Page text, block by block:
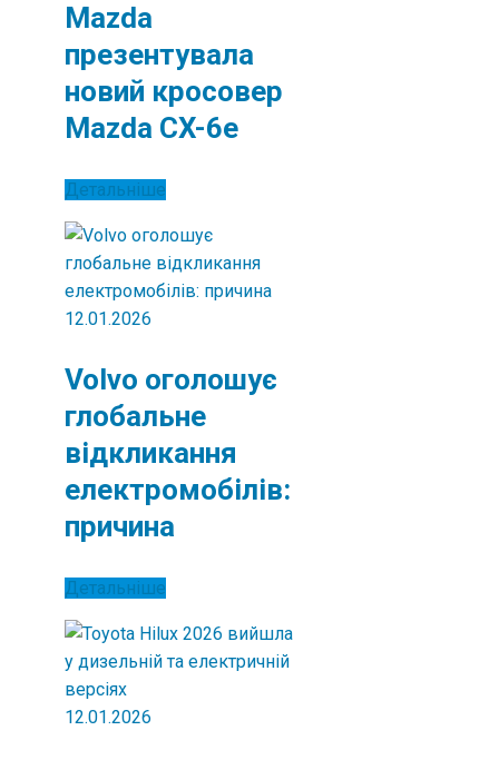
Mazda
презентувала
новий кросовер
Mazda CX-6e
Детальніше
12.01.2026
Volvo оголошує
глобальне
відкликання
електромобілів:
причина
Детальніше
12.01.2026